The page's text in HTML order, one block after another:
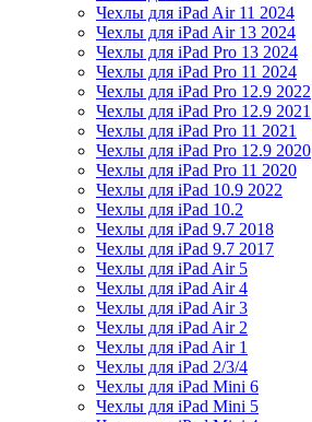
Чехлы для iPad Air 11 2024
Чехлы для iPad Air 13 2024
Чехлы для iPad Pro 13 2024
Чехлы для iPad Pro 11 2024
Чехлы для iPad Pro 12.9 2022
Чехлы для iPad Pro 12.9 2021
Чехлы для iPad Pro 11 2021
Чехлы для iPad Pro 12.9 2020
Чехлы для iPad Pro 11 2020
Чехлы для iPad 10.9 2022
Чехлы для iPad 10.2
Чехлы для iPad 9.7 2018
Чехлы для iPad 9.7 2017
Чехлы для iPad Air 5
Чехлы для iPad Air 4
Чехлы для iPad Air 3
Чехлы для iPad Air 2
Чехлы для iPad Air 1
Чехлы для iPad 2/3/4
Чехлы для iPad Mini 6
Чехлы для iPad Mini 5